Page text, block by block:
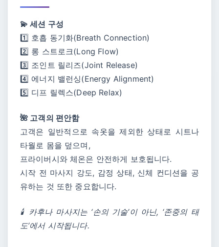
💫 세션 구성
1️⃣ 호흡 동기화(Breath Connection)
2️⃣ 롱 스트로크(Long Flow)
3️⃣ 조인트 릴리즈(Joint Release)
4️⃣ 에너지 밸런싱(Energy Alignment)
5️⃣ 디프 릴렉스(Deep Relax)
🌺 고객의 편안함
고객은 일반적으로 속옷을 제외한 상태로 시트나
타월로 몸을 덮으며,
프라이버시와 체온은 안전하게 보호됩니다.
시작 전 마사지 강도, 감정 상태, 신체 컨디션을 공
유하는 것 또한 중요합니다.
🕯️ 카후나 마사지는 ‘손의 기술’이 아닌, ‘존중의 태
도’에서 시작됩니다.